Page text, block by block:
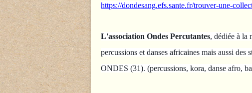
https://dondesang.efs.sante.fr/trouver-une-
L'association Ondes Percutantes, dédiée à la
percussions et danses africaines mais aussi des
ONDES (31). (percussions, kora, danse afro,